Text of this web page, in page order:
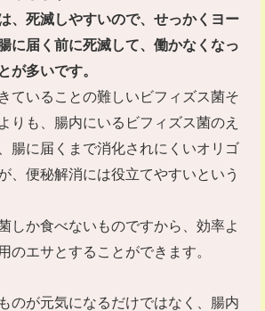
、死滅しやすいので、せっかくヨー
に届く前に死滅して、働かなくなっ
が多いです。
ていることの難しいビフィズス菌そ
りも、腸内にいるビフィズス菌のえ
腸に届くまで消化されにくいオリゴ
、便秘解消には役立てやすいという
しか食べないものですから、効率よ
のエサとすることができます。
のが元気になるだけではなく、腸内